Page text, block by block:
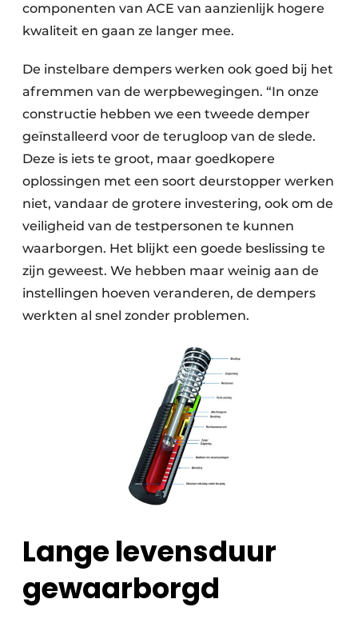
componenten van ACE van aanzienlijk hogere
kwaliteit en gaan ze langer mee.
De instelbare dempers werken ook goed bij het
afremmen van de werpbewegingen. “In onze
constructie hebben we een tweede demper
geïnstalleerd voor de terugloop van de slede.
Deze is iets te groot, maar goedkopere
oplossingen met een soort deurstopper werken
niet, vandaar de grotere investering, ook om de
veiligheid van de testpersonen te kunnen
waarborgen. Het blijkt een goede beslissing te
zijn geweest. We hebben maar weinig aan de
instellingen hoeven veranderen, de dempers
werkten al snel zonder problemen.
Lange levensduur
gewaarborgd